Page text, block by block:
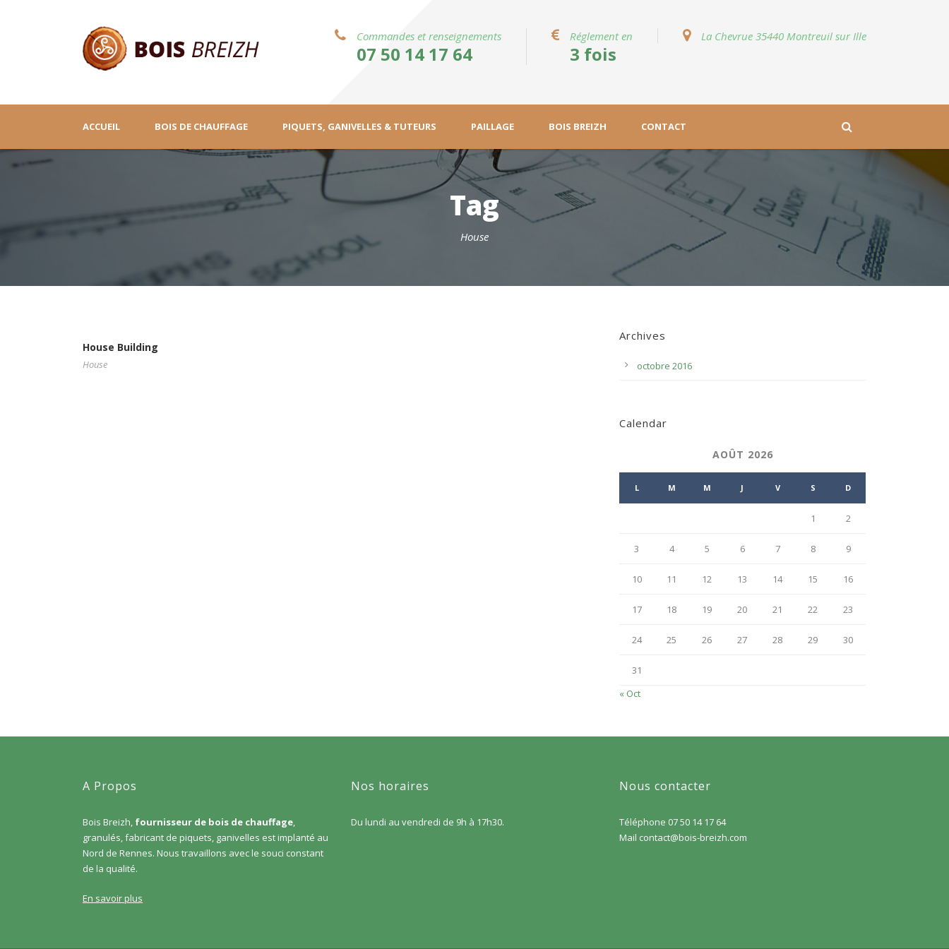
Commandes et renseignements
07 50 14 17 64
Réglement en
3 fois
La Chevrue 35440 Montreuil sur Ille
ACCUEIL BOIS DE CHAUFFAGE PIQUETS, GANIVELLES & TUTEURS PAILLAGE BOIS BREIZH CONTACT
Tag
House
House Building
House
Archives
octobre 2016
Calendar
AOÛT 2026
L M M J V S D
1 2
3 4 5 6 7 8 9
10 11 12 13 14 15 16
17 18 19 20 21 22 23
24 25 26 27 28 29 30
31
« Oct
A Propos
Bois Breizh, fournisseur de bois de chauffage,
granulés, fabricant de piquets, ganivelles est implanté au
Nord de Rennes. Nous travaillons avec le souci constant
de la qualité.
En savoir plus
Nos horaires
Du lundi au vendredi de 9h à 17h30.
Nous contacter
Téléphone 07 50 14 17 64
Mail contact@bois-breizh.com